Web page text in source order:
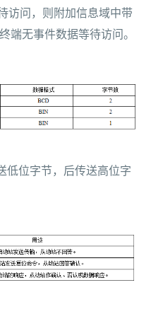
访问，则附加信息域中带
端无事件数据等待访问。
低位字节，后传送高位字